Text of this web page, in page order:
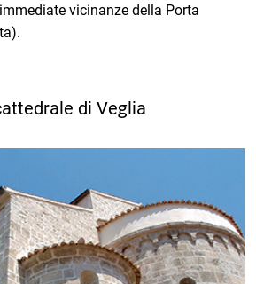
vicinanze della Porta
di Veglia